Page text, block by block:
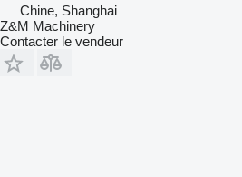
Chine, Shanghai
Z&M Machinery
Contacter le vendeur